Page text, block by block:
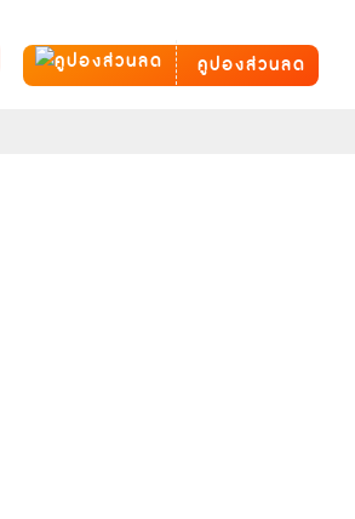
คูปองส่วนลด